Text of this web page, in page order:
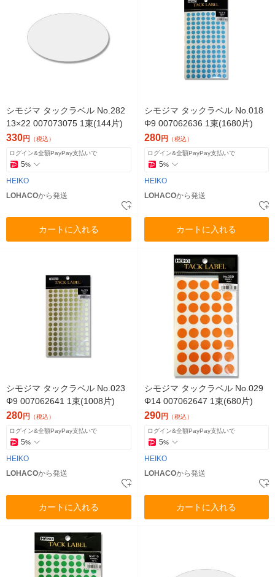
シモジマ タックラベル No.282
13×22 007073075 1束(144片)
330円 （税込）
ログイン&全額PayPay支払いで
5%
HEIKO
LOHACOから発送
カートに入れる
シモジマ タックラベル No.018
Φ9 007062636 1束(1680片)
280円 （税込）
ログイン&全額PayPay支払いで
5%
HEIKO
LOHACOから発送
カートに入れる
シモジマ タックラベル No.023
Φ9 007062641 1束(1008片)
280円 （税込）
ログイン&全額PayPay支払いで
5%
HEIKO
LOHACOから発送
カートに入れる
シモジマ タックラベル No.029
Φ14 007062647 1束(680片)
290円 （税込）
ログイン&全額PayPay支払いで
5%
HEIKO
LOHACOから発送
カートに入れる